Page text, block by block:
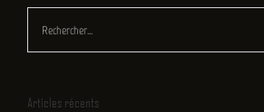
Rechercher:
Articles récents